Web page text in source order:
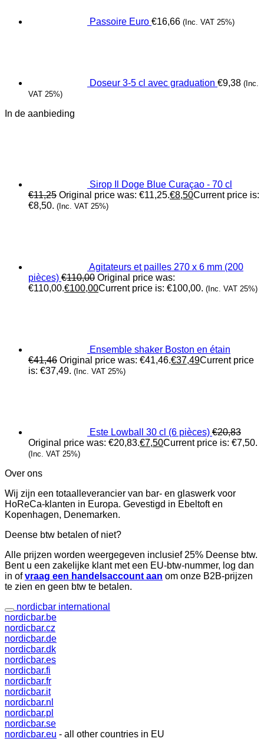
Passoire Euro €16,66 (Inc. VAT 25%)
Doseur 3-5 cl avec graduation €9,38 (Inc.
VAT 25%)
In de aanbieding
Sirop Il Doge Blue Curaçao - 70 cl
€11,25 Original price was: €11,25.€8,50Current price is:
€8,50. (Inc. VAT 25%)
Agitateurs et pailles 270 x 6 mm (200
pièces) €110,00 Original price was:
€110,00.€100,00Current price is: €100,00. (Inc. VAT 25%)
Ensemble shaker Boston en étain
€41,46 Original price was: €41,46.€37,49Current price
is: €37,49. (Inc. VAT 25%)
Este Lowball 30 cl (6 pièces) €20,83
Original price was: €20,83.€7,50Current price is: €7,50.
(Inc. VAT 25%)
Over ons
Wij zijn een totaalleverancier van bar- en glaswerk voor
HoReCa-klanten in Europa. Gevestigd in Ebeltoft en
Kopenhagen, Denemarken.
Deense btw betalen of niet?
Alle prijzen worden weergegeven inclusief 25% Deense btw.
Bent u een zakelijke klant met een EU-btw-nummer, log dan
in ofvraag een handelsaccount aan om onze B2B-prijzen
te zien en geen btw te betalen.
nordicbar international
nordicbar.be
nordicbar.cz
nordicbar.de
nordicbar.dk
nordicbar.es
nordicbar.fi
nordicbar.fr
nordicbar.it
nordicbar.nl
nordicbar.pl
nordicbar.se
nordicbar.eu - all other countries in EU